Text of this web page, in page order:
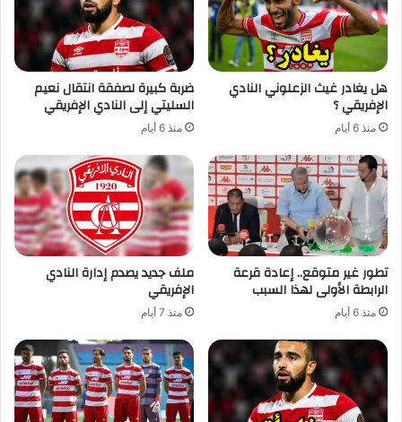
هل يغادر غيث الزعلوني النادي
الإفريقي ؟
منذ 6 أيام
ضربة كبيرة لصفقة انتقال نعيم
السليتي إلى النادي الإفريقي
منذ 6 أيام
تطور غير متوقع.. إعادة قرعة
الرابطة الأولى لهذا السبب
منذ 6 أيام
ملف جديد يصدم إدارة النادي
الإفريقي
منذ 7 أيام